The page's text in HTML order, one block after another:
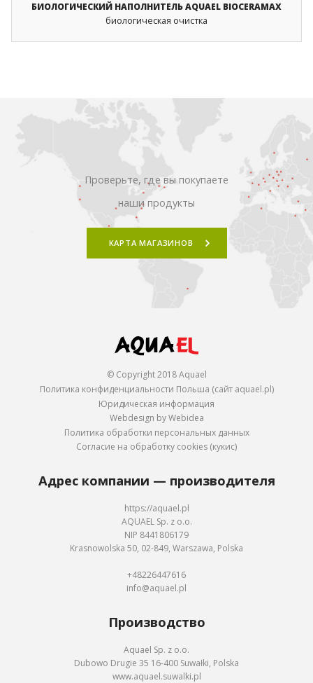
БИОЛОГИЧЕСКИЙ НАПОЛНИТЕЛЬ AQUAEL BIOCERAMAX
биологическая очистка
Проверьте, где вы покупаете
наши продукты
КАРТА МАГАЗИНОВ
© Copyright 2018 Aquael
Политика конфиденциальности Польша (сайт aquael.pl)
Юридическая информация
Webdesign by Webidea
Политика обработки персональных данных
Согласие на обработку cookies (кукис)
Адрес компании — производителя
https://aquael.pl
AQUAEL Sp. z o.o.
NIP 8441806179
Krasnowolska 50, 02-849, Warszawa, Polska
+48226447616
info@aquael.pl
Производство
Aquael Sp. z o.o.
Dubowo Drugie 35 16-400 Suwałki, Polska
www.aquael.suwalki.pl